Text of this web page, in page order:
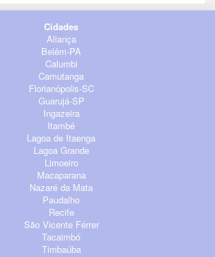
Cidades
Aliança
Belém-PA
Calumbi
Camutanga
Florianópolis-SC
Guarujá-SP
Ingazeira
Itambé
Lagoa de Itaenga
Lagoa Grande
Limoeiro
Macaparana
Nazaré da Mata
Paudalho
Recife
São Vicente Férrer
Tacaimbó
Timbaúba